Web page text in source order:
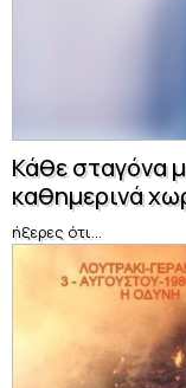
Κάθε σταγόνα
καθημερινά
ήξερες ότι...